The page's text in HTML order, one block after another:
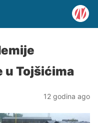
u Tojšićima
12 godina ago